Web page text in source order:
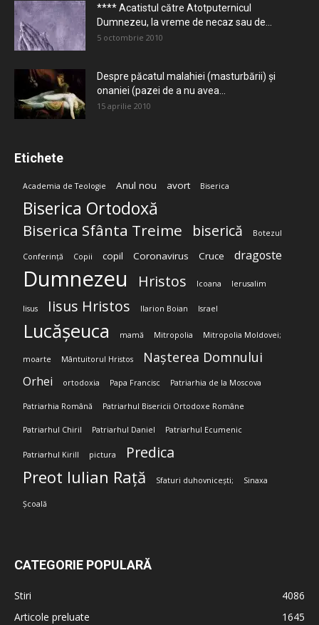
**** Acatistul către Atotputernicul
Dumnezeu, la vreme de necaz sau de...
5 octombrie 2010
Despre păcatul malahiei (masturbării) şi
onaniei (pazei de a nu avea...
15 aprilie 2010
Etichete
Academia de Teologie Anul nou avort Biserica
Biserica Ortodoxă
Biserica Sfânta Treime biserică Botezul
Conferință Copii copil Coronavirus Cruce dragoste
Dumnezeu Hristos Icoana Ierusalim
Iisus Iisus Hristos Ilarion Boian Israel
Lucășeuca mamă Mitropolia Mitropolia Moldovei;
moarte Mântuitorul Hristos Nașterea Domnului
Orhei ortodoxia Papa Francisc Patriarhia de la Moscova
Patriarhia Română Patriarhul Bisericii Ortodoxe Române
Patriarhul Chiril Patriarhul Daniel Patriarhul Ecumenic
Patriarhul Kirill pictura Predica
Preot Iulian Rață Sfaturi duhovnicești; Sinaxa
Școală
CATEGORIE POPULARĂ
Stiri
4086
Articole preluate
1645